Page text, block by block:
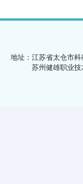
地址：江苏省太仓市
苏州健雄职业